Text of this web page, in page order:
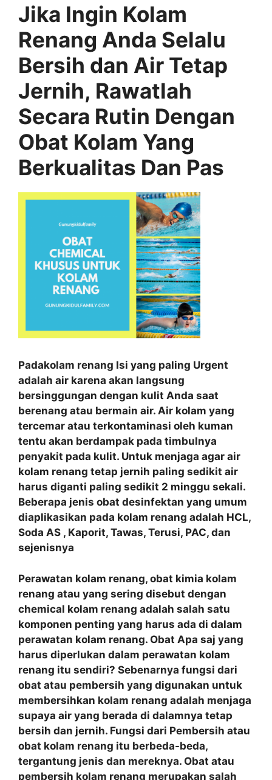
Jika Ingin Kolam
Renang Anda Selalu
Bersih dan Air Tetap
Jernih, Rawatlah
Secara Rutin Dengan
Obat Kolam Yang
Berkualitas Dan Pas
Padakolam renang Isi yang paling Urgent
adalah air karena akan langsung
bersinggungan dengan kulit Anda saat
berenang atau bermain air. Air kolam yang
tercemar atau terkontaminasi oleh kuman
tentu akan berdampak pada timbulnya
penyakit pada kulit. Untuk menjaga agar air
kolam renang tetap jernih paling sedikit air
harus diganti paling sedikit 2 minggu sekali.
Beberapa jenis obat desinfektan yang umum
diaplikasikan pada kolam renang adalah HCL,
Soda AS , Kaporit, Tawas, Terusi, PAC, dan
sejenisnya
Perawatan kolam renang, obat kimia kolam
renang atau yang sering disebut dengan
chemical kolam renang adalah salah satu
komponen penting yang harus ada di dalam
perawatan kolam renang. Obat Apa saj yang
harus diperlukan dalam perawatan kolam
renang itu sendiri? Sebenarnya fungsi dari
obat atau pembersih yang digunakan untuk
membersihkan kolam renang adalah menjaga
supaya air yang berada di dalamnya tetap
bersih dan jernih. Fungsi dari Pembersih atau
obat kolam renang itu berbeda-beda,
tergantung jenis dan mereknya. Obat atau
pembersih kolam renang merupakan salah